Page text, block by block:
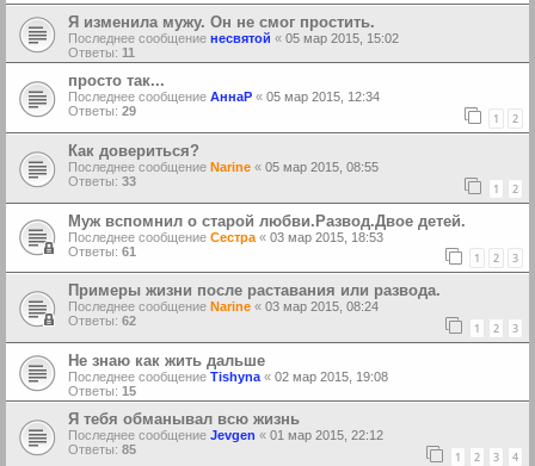
Я изменила мужу. Он не смог простить.
Последнее сообщение несвятой « 05 мар 2015, 15:02
Ответы: 11
просто так...
Последнее сообщение АннаР « 05 мар 2015, 12:34
Ответы: 29 1 2
Как довериться?
Последнее сообщение Narine « 05 мар 2015, 08:55
Ответы: 33 1 2
Муж вспомнил о старой любви.Развод.Двое детей.
Последнее сообщение Сестра « 03 мар 2015, 18:53
Ответы: 61 1 2 3
Примеры жизни после раставания или развода.
Последнее сообщение Narine « 03 мар 2015, 08:24
Ответы: 62 1 2 3
Не знаю как жить дальше
Последнее сообщение Tishyna « 02 мар 2015, 19:08
Ответы: 15
Я тебя обманывал всю жизнь
Последнее сообщение Jevgen « 01 мар 2015, 22:12
Ответы: 85 1 2 3 4